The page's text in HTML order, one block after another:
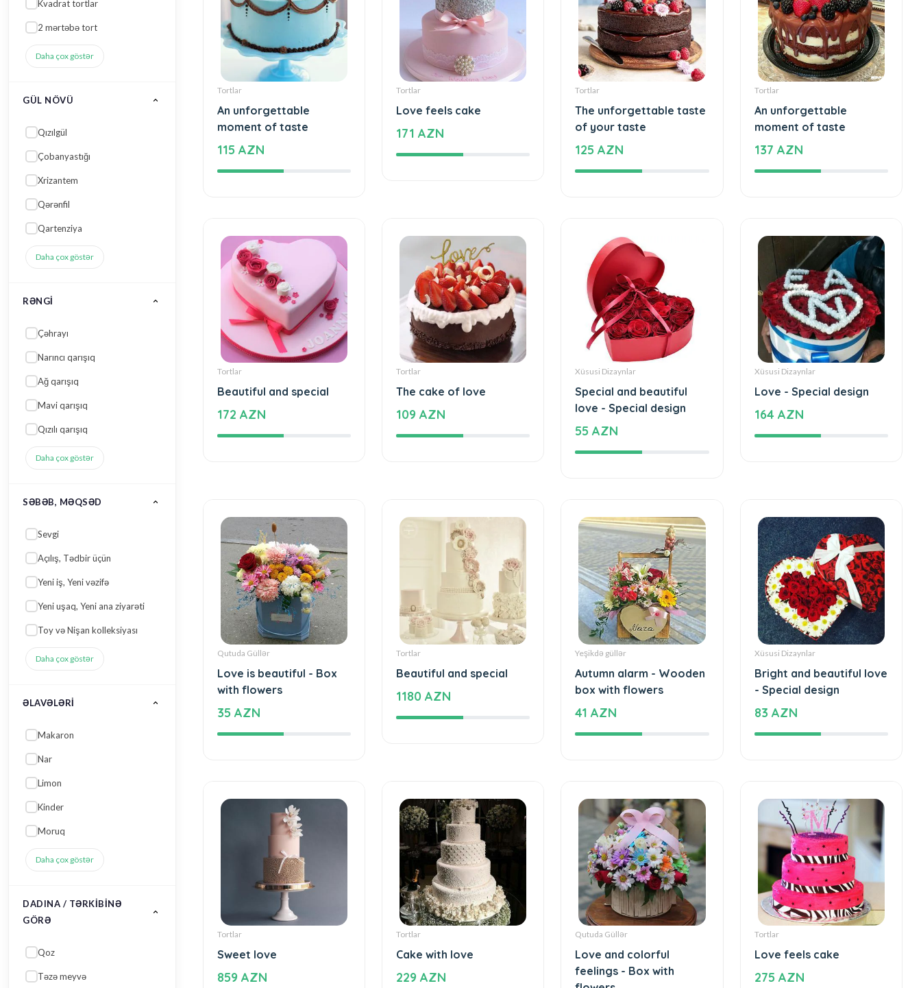
Tortlar
An unforgettable
moment of taste
Tortlar
Love feels cake
Tortlar
The unforgettable taste
of your taste
125 AZN
Tortlar
An unforgettable
moment of taste
Tortlar
Beautiful and special
Tortlar
The cake of love
Xüsusi Dizaynlar
Special and beautiful
love - Special design
55 AZN
Xüsusi Dizaynlar
Love - Special design
164 AZN
Qutuda Güllər
Love is beautiful - Box
with flowers
Tortlar
Beautiful and special
Yeşikdə güllər
Autumn alarm - Wooden
box with flowers
Xüsusi Dizaynlar
Bright and beautiful love
- Special design
83 AZN
Tortlar
Sweet love
Tortlar
Cake with love
Qutuda Güllər
Love and colorful
feelings - Box with
flowers
Tortlar
Love feels cake
Kvadrat tortlar
2 mərtəbə tort
Daha çox göstər
GÜL NÖVÜ
Qızılgül
Çobanyastığı
Xrizantem
Qərənfil
Qartenziya
Daha çox göstər
RƏNGI
Çəhrayı
Narıncı qarışıq
Ağ qarışıq
Mavi qarışıq
Qızılı qarışıq
Daha çox göstər
SƏBƏB, MƏQSƏD
Sevgi
Açılış, Tədbir üçün
Yeni iş, Yeni vəzifə
Yeni uşaq, Yeni ana ziyarəti
Toy və Nişan kolleksiyası
Daha çox göstər
ƏLAVƏLƏRI
Makaron
Nar
Limon
Kinder
Moruq
Daha çox göstər
DADINA / TƏRKIBINƏ
GÖRƏ
Qoz
Təzə meyvə